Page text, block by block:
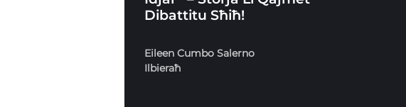
Dibattitu Sħiħ!
Eileen Cumbo Salerno
Ilbieraħ